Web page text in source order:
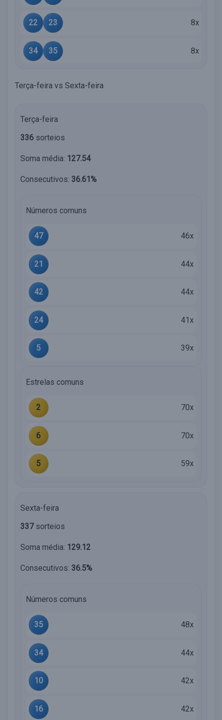
22 23 8x
34 35 8x
Terça-feira vs Sexta-feira
Terça-feira
336 sorteios
Soma média: 127.54
Consecutivos: 36.61%
Números comuns
47 46x
21 44x
42 44x
24 41x
5 39x
Estrelas comuns
2 70x
6 70x
5 59x
Sexta-feira
337sorteios
Soma média: 129.12
Consecutivos: 36.5%
Números comuns
35 48x
34 44x
10 42x
16 42x